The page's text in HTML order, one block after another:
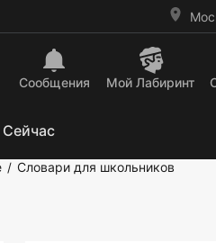
Сообщения Mой Лабиринт
/ Словари для школьников